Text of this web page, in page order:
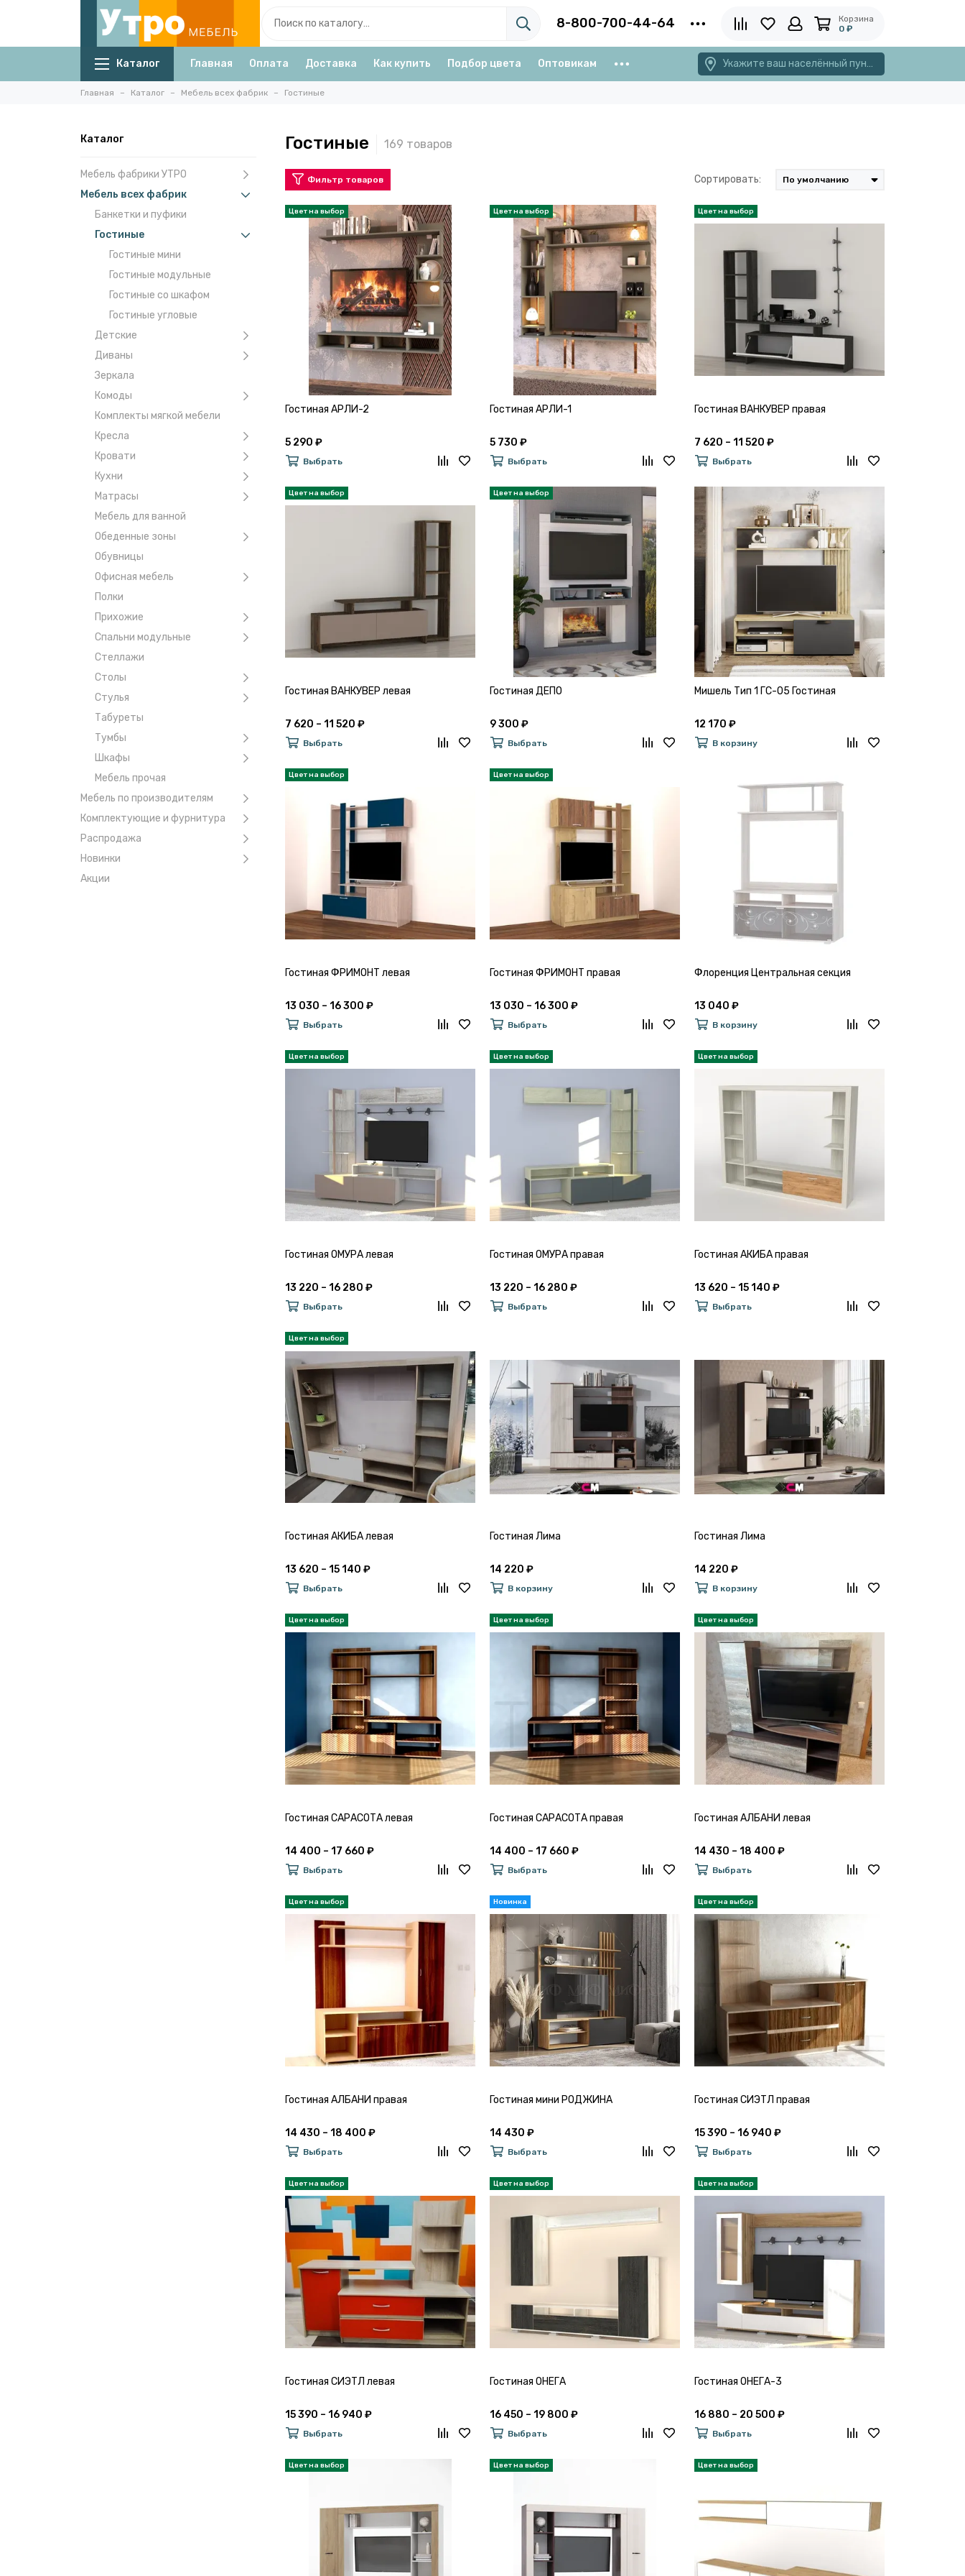
8-800-700-44-64
Корзина
0 ₽
Каталог Главная Оплата Доставка Как купить Подбор цвета Оптовикам Укажите ваш населённый пункт
Главная Каталог Мебель всех фабрик Гостиные
Каталог
Мебель фабрики УТРО
Мебель всех фабрик
Банкетки и пуфики
Гостиные
Гостиные мини
Гостиные модульные
Гостиные со шкафом
Гостиные угловые
Детские
Диваны
Зеркала
Комоды
Комплекты мягкой мебели
Кресла
Кровати
Кухни
Матрасы
Мебель для ванной
Обеденные зоны
Обувницы
Офисная мебель
Полки
Прихожие
Спальни модульные
Стеллажи
Столы
Стулья
Табуреты
Тумбы
Шкафы
Мебель прочая
Мебель по производителям
Комплектующие и фурнитура
Распродажа
Новинки
Акции
Гостиные
Фильтр товаров Сортировать:
Гостиная АРЛИ-2
5 290 ₽
Выбрать
Гостиная АРЛИ-1
5 730 ₽
Выбрать
Гостиная ВАНКУВЕР правая
7 620 – 11 520 ₽
Выбрать
Гостиная ВАНКУВЕР левая
7 620 – 11 520 ₽
Выбрать
Гостиная ДЕПО
9 300 ₽
Выбрать
Мишель Тип 1 ГС-05 Гостиная
12 170 ₽
В корзину
Гостиная ФРИМОНТ левая
13 030 – 16 300 ₽
Выбрать
Гостиная ФРИМОНТ правая
13 030 – 16 300 ₽
Выбрать
Флоренция Центральная секция
13 040 ₽
В корзину
Гостиная ОМУРА левая
13 220 – 16 280 ₽
Выбрать
Гостиная ОМУРА правая
13 220 – 16 280 ₽
Выбрать
Гостиная АКИБА правая
13 620 – 15 140 ₽
Выбрать
Гостиная АКИБА левая
13 620 – 15 140 ₽
Выбрать
Гостиная Лима
14 220 ₽
В корзину
Гостиная Лима
14 220 ₽
В корзину
Гостиная САРАСОТА левая
14 400 – 17 660 ₽
Выбрать
Гостиная САРАСОТА правая
14 400 – 17 660 ₽
Выбрать
Гостиная АЛБАНИ левая
14 430 – 18 400 ₽
Выбрать
Гостиная АЛБАНИ правая
14 430 – 18 400 ₽
Выбрать
Гостиная мини РОДЖИНА
14 430 ₽
Выбрать
Гостиная СИЭТЛ правая
15 390 – 16 940 ₽
Выбрать
Гостиная СИЭТЛ левая
15 390 – 16 940 ₽
Выбрать
Гостиная ОНЕГА
16 450 – 19 800 ₽
Выбрать
Гостиная ОНЕГА-3
16 880 – 20 500 ₽
Выбрать